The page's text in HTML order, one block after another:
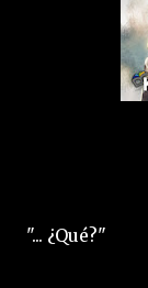
"... ¿Qué?"